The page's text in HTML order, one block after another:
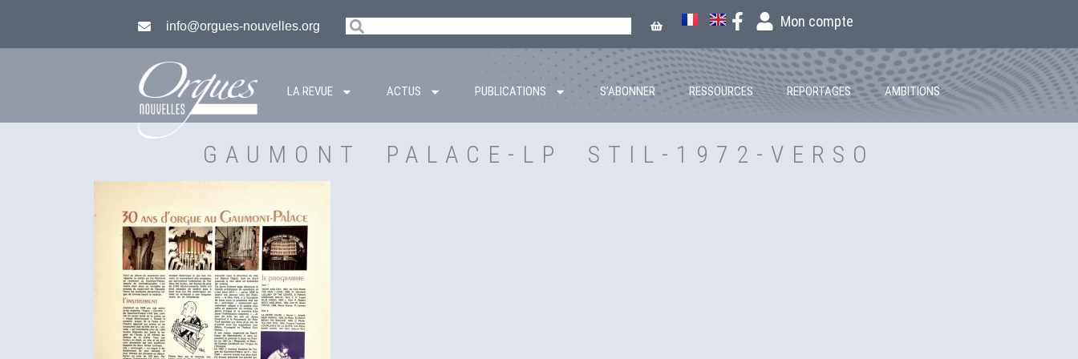
info@orgues-nouvelles.org Mon compte
LA REVUE ACTUS PUBLICATIONS S’ABONNER RESSOURCES REPORTAGES AMBITIONS
GAUMONT PALACE-LP STIL-1972-VERSO